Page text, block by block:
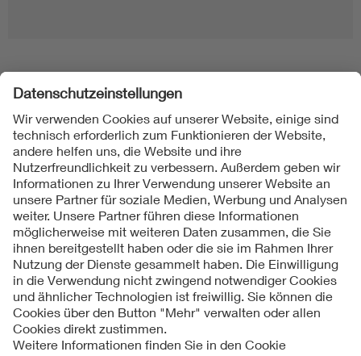
Folgen Sie uns
Kontakt
Impressum
Datenschutzinformationen